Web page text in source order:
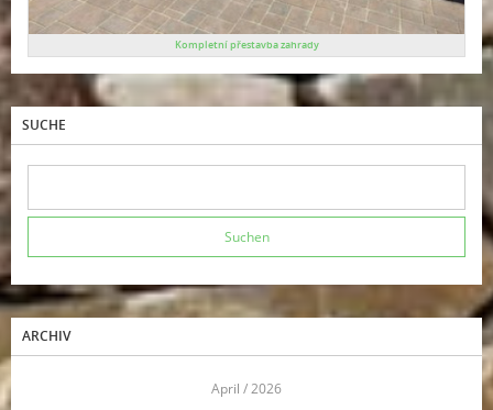
Kompletní přestavba zahrady
SUCHE
ARCHIV
April / 2026